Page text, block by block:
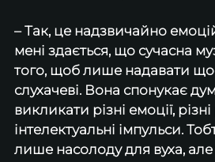
– Так, це надзвичайно
мені здається, що сучасна
того, щоб лише надавати
слухачеві. Вона спонукає
викликати різні емоції, різні
інтелектуальні імпульси.
лише насолоду для вуха,